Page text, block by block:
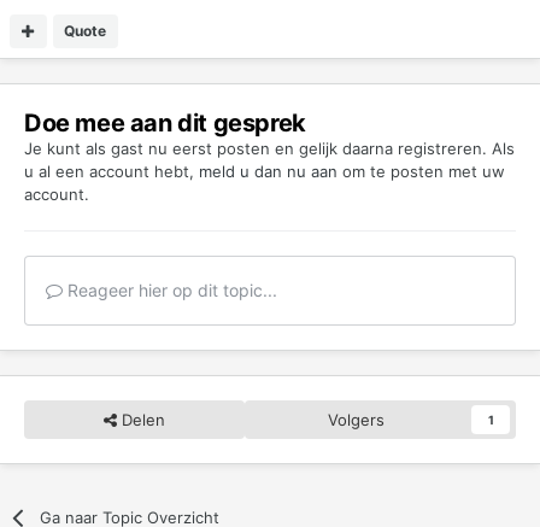
Quote
Doe mee aan dit gesprek
Je kunt als gast nu eerst posten en gelijk daarna registreren. Als
u al een account hebt, meld u dan nu aan om te posten met uw
account.
Reageer hier op dit topic...
Delen Volgers 1
Ga naar Topic Overzicht